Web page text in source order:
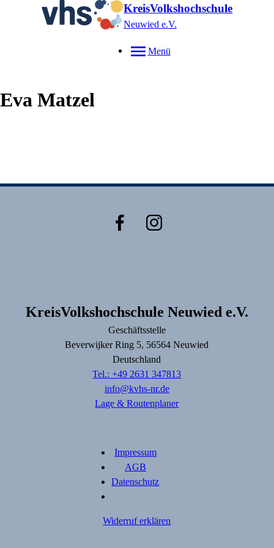
KreisVolkshochschule
Neuwied e.V.
Menü
Eva Matzel
KreisVolkshochschule Neuwied e.V.
Geschäftsstelle
Beverwijker Ring 5, 56564Neuwied
Deutschland
Tel.: +49 2631 347813
info@kvhs-nr.de
Lage & Routenplaner
Impressum
AGB
Datenschutz
Widerruf erklären